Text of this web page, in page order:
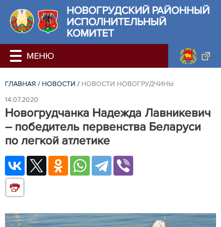
НОВОГРУДСКИЙ РАЙОННЫЙ
ИСПОЛНИТЕЛЬНЫЙ
КОМИТЕТ
ГЛАВНАЯ / НОВОСТИ / НОВОСТИ НОВОГРУДЧИНЫ
14.07.2020
Новогрудчанка Надежда Лавникевич
– победитель первенства Беларуси
по легкой атлетике